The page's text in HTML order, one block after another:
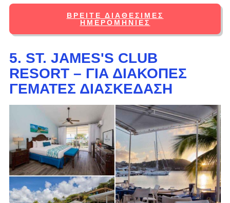
ΒΡΕΊΤΕ ΔΙΑΘΈΣΙΜΕΣ
ΗΜΕΡΟΜΗΝΊΕΣ
5. ST. JAMES'S CLUB
RESORT – ΓΙΑ ΔΙΑΚΟΠΈΣ
ΓΕΜΆΤΕΣ ΔΙΑΣΚΈΔΑΣΗ